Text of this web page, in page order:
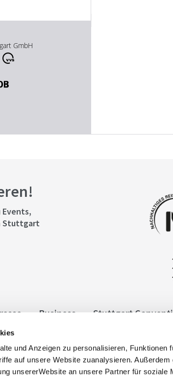
und Anzeigen zu personalisieren, Funktionen
auf unsere Website zuanalysieren. Außerdem
unsererWebsite an unsere Partner für soziale
GmbH
Stuttgart
Business Stuttgart